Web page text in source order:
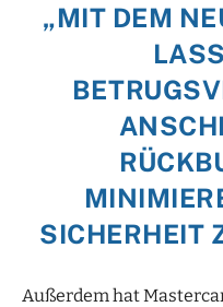
„MIT DEM
ICHERHEIT
Außerdem hat